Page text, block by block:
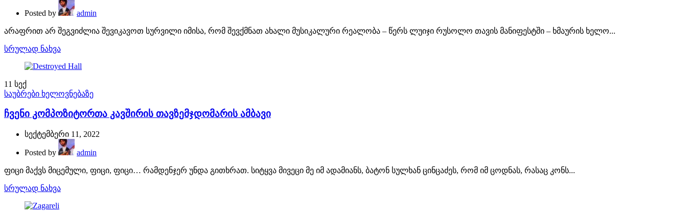
Posted by admin
არაფრით არ შეგვიძლია შევიკავოთ სურვილი იმისა, რომ შევქმნათ ახალი მუსიკალური რეალობა – წერს ლუიჯი რუსოლო თავის მანიფესტში – ხმაურის ხელო...
სრულად ნახვა
11 სექ
საუბრები ხელოვნებაზე
ჩვენი კომპოზიტორთა კავშირის თავზემჯდომარის ამბავი
სექტემბერი 11, 2022
Posted by admin
ფიცი მაქვს მიცემული, ფიცი, ფიცი… რამდენჯერ უნდა გითხრათ. სიტყვა მივეცი მე იმ ადამიანს, ბატონ სულხან ცინცაძეს, რომ იმ ცოდნას, რასაც კონს...
სრულად ნახვა